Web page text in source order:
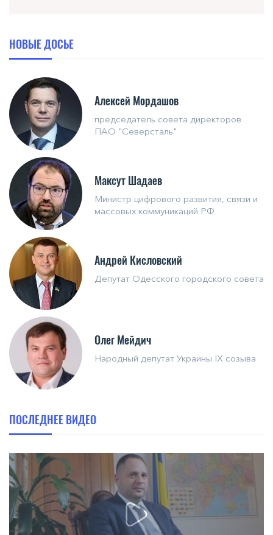
НОВЫЕ ДОСЬЕ
Алексей Мордашов
председатель совета директоров
ПАО "Северсталь"
Максут Шадаев
Министр цифрового развития, связи и
массовых коммуникаций РФ
Андрей Кисловский
Депутат Одесского городского совета
Олег Мейдич
Народный депутат Украины IX созыва
ПОСЛЕДНЕЕ ВИДЕО